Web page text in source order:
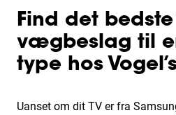
Find det bedste
vægbeslag til
type hos
Uanset om dit TV er fra